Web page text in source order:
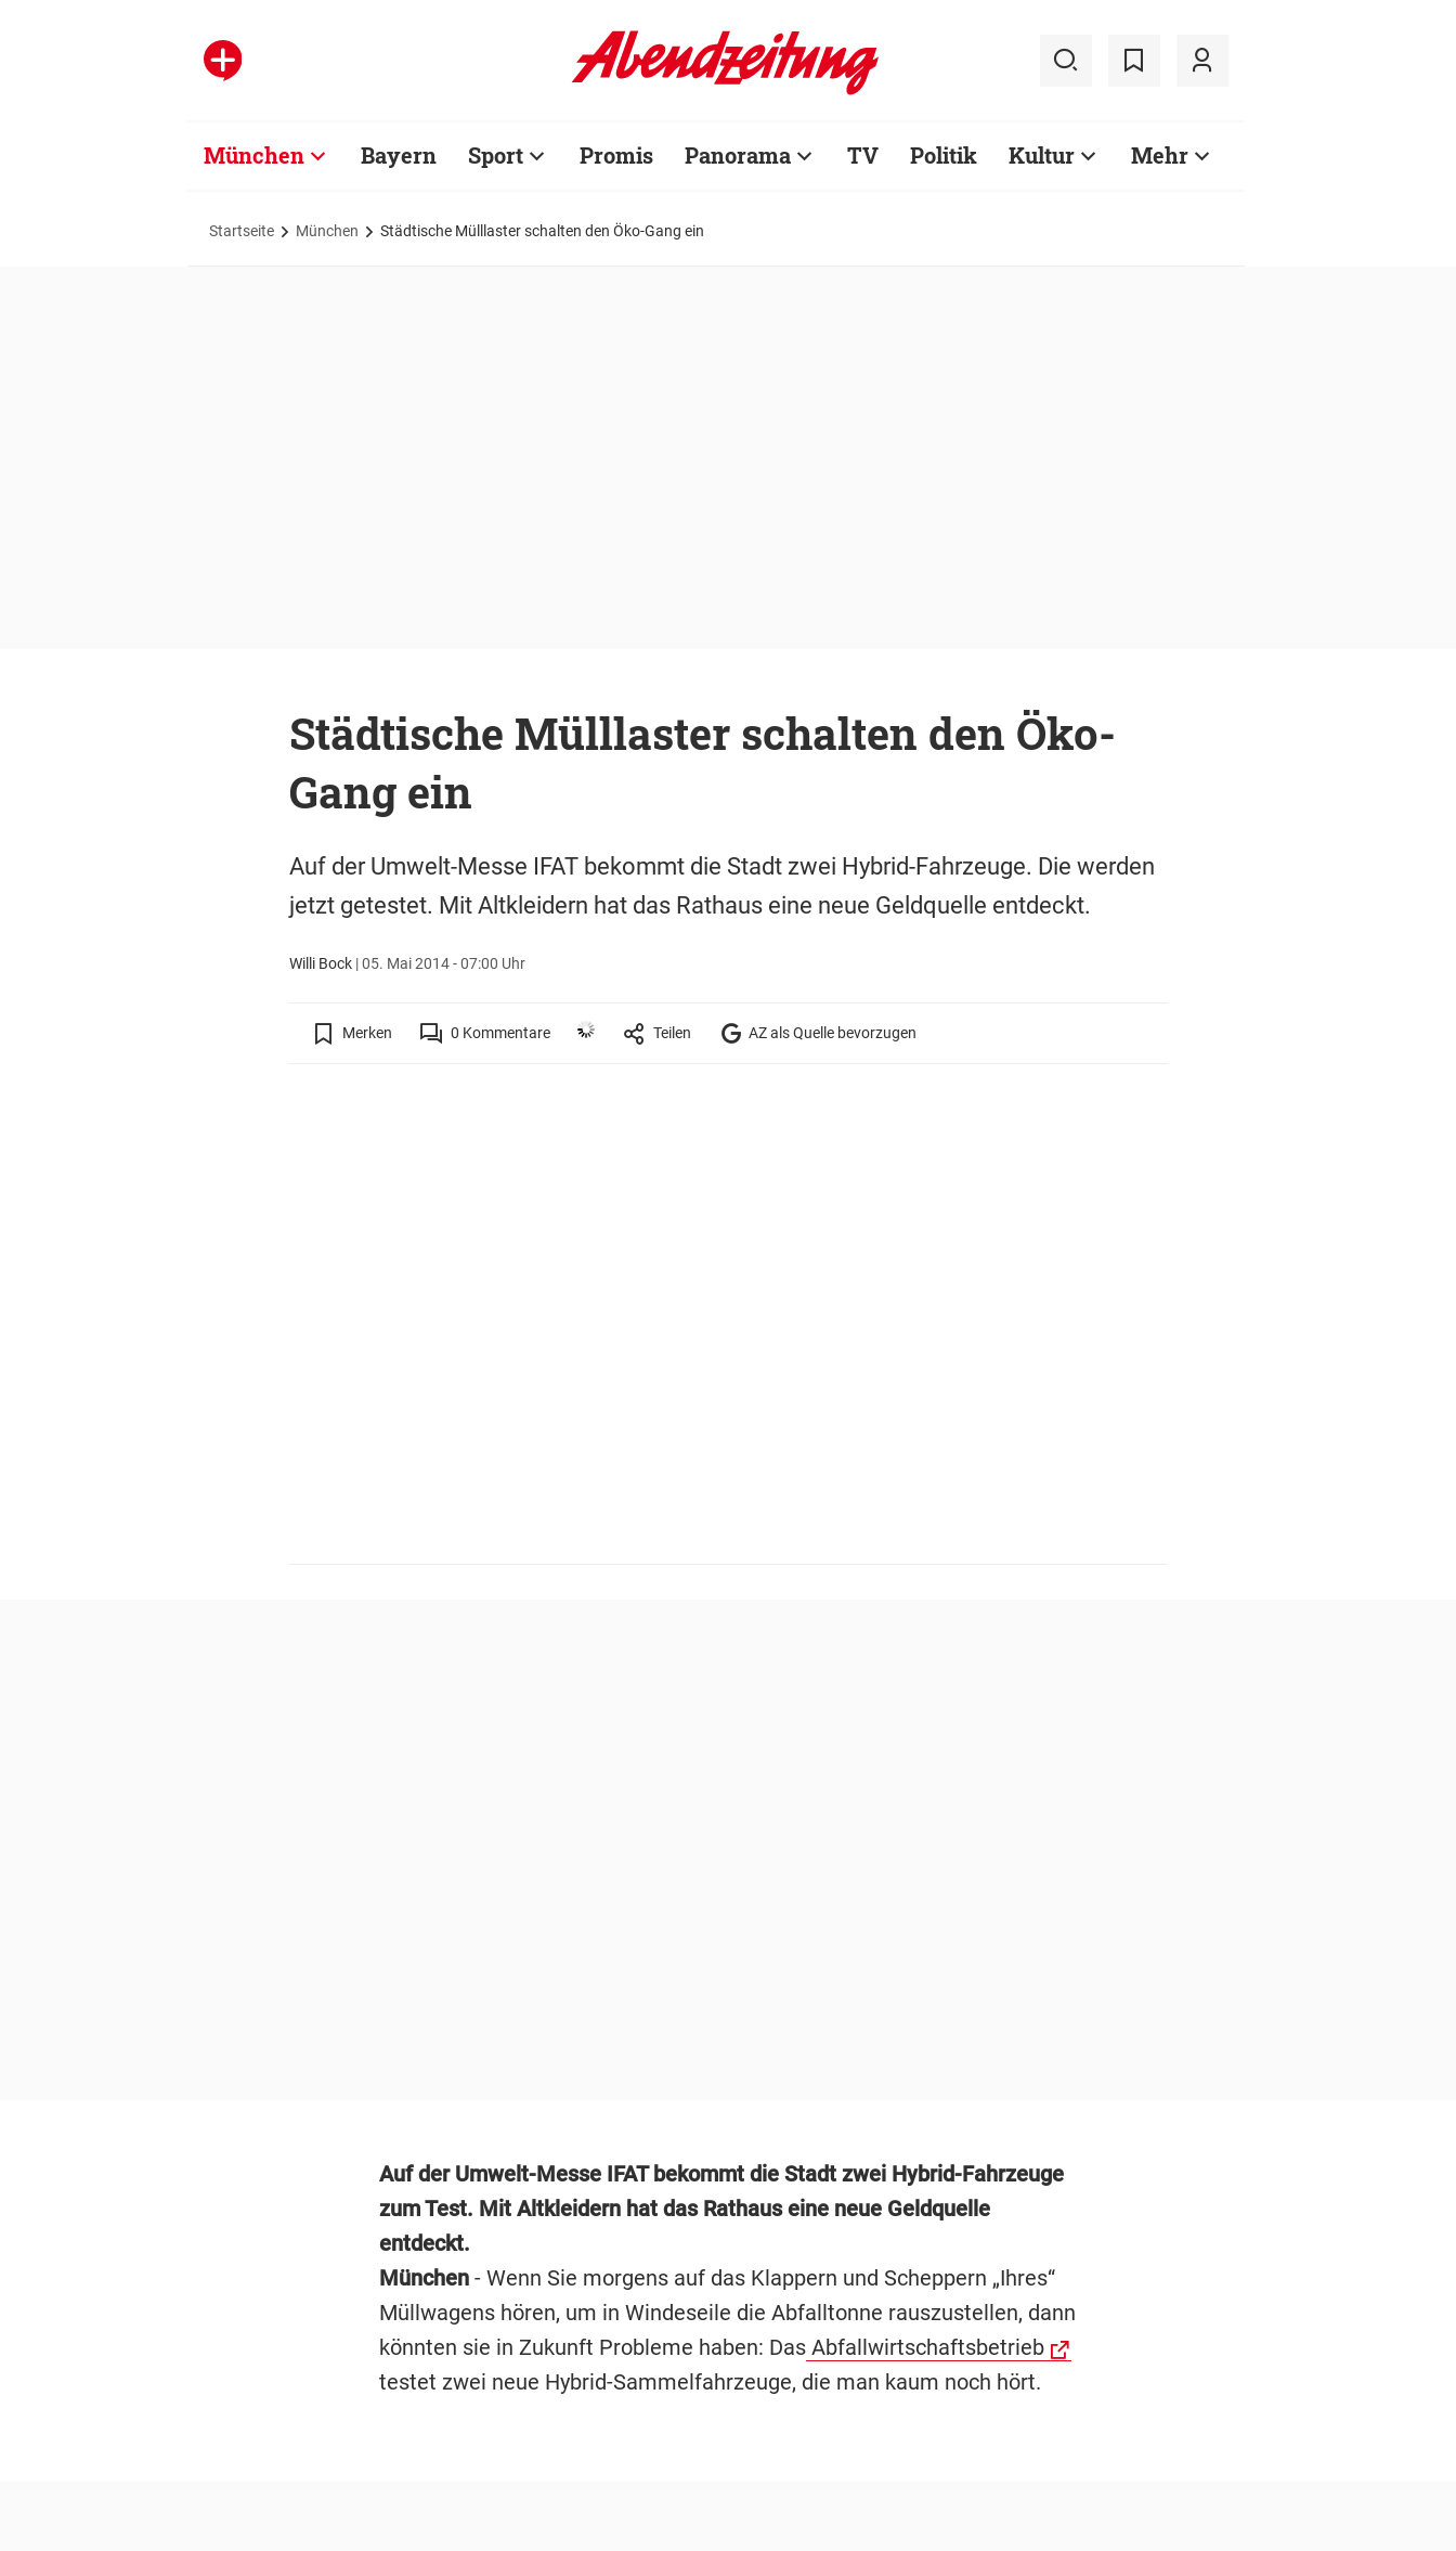
München Bayern Sport Promis Panorama TV Politik Kultur Mehr
Startseite München Städtische Mülllaster schalten den Öko-Gang ein
Städtische Mülllaster schalten den Öko-
Gang ein
Auf der Umwelt-Messe IFAT bekommt die Stadt zwei Hybrid-Fahrzeuge. Die werden
jetzt getestet. Mit Altkleidern hat das Rathaus eine neue Geldquelle entdeckt.
Willi Bock|05. Mai 2014 - 07:00 Uhr
Merken 0 Kommentare Teilen AZ als Quelle bevorzugen
Auf der Umwelt-Messe IFAT bekommt die Stadt zwei Hybrid-Fahrzeuge
zum Test. Mit Altkleidern hat das Rathaus eine neue Geldquelle
entdeckt.
München- Wenn Sie morgens auf das Klappern und Scheppern „Ihres“
Müllwagens hören, um in Windeseile die Abfalltonne rauszustellen, dann
könnten sie in Zukunft Probleme haben: DasAbfallwirtschaftsbetrieb
testet zwei neue Hybrid-Sammelfahrzeuge, die man kaum noch hört.